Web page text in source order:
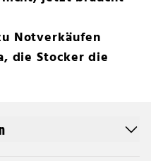
Notverkäufen
die Stocker die